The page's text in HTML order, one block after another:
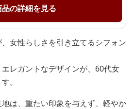
品の詳細を見る
女性らしさを引き立てるシフォン
レガントなデザインが、60代女
。
は、重たい印象を与えず、軽やか